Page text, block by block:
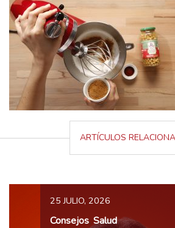
ARTÍCULOS
25 JULIO, 2026
Consejos, Salud